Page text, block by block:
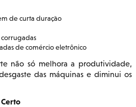
de curta duração
corrugadas
de comércio eletrônico
não só melhora a produtividade,
das máquinas e diminui os